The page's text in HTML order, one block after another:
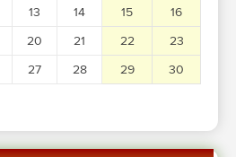
13 14 15
16
20 21 22
23
27 28 29
30